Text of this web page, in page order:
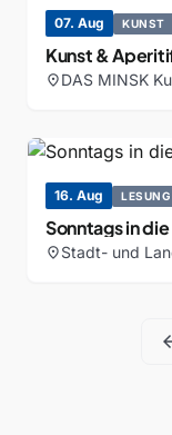
07. Aug KUNST
Kunst &
location_onDAS MINSK
16. Aug LESUNG
Sonntags in
location_onStadt- und